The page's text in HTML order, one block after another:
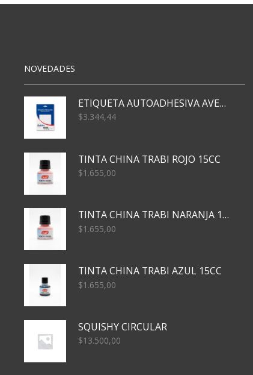
ZENON
NOVEDADES
ETIQUETA AUTOADHESIVA AVERY 3026 30H 20 X 70
$3.344,44
TINTA CHINA TRABI ROJO 15CC
$1.655,00
TINTA CHINA TRABI NARANJA 15CC
$1.655,00
TINTA CHINA TRABI AZUL 15CC
$1.655,00
SQUISHY CIRCULAR
$13.500,00